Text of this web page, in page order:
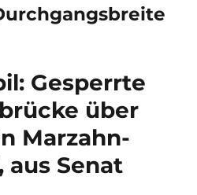
Gesperrte
über
Marzahn-
aus Senat